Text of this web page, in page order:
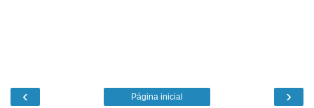
‹ ›
Página inicial